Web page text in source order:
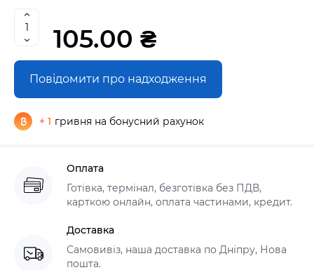
105.00 ₴
Повідомити про надходження
+ 1 гривня на бонусний рахунок
Оплата
Готівка, термінал, безготівка без ПДВ,
карткою онлайн, оплата частинами, кредит.
Доставка
Самовивіз, наша доставка по Дніпру, Нова
пошта.